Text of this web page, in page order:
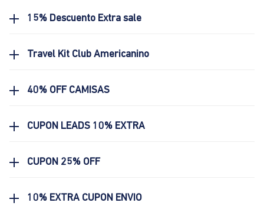
15% Descuento Extra sale
Travel Kit Club Americanino
40% OFF CAMISAS
CUPON LEADS 10% EXTRA
CUPON 25% OFF
10% EXTRA CUPON ENVIO